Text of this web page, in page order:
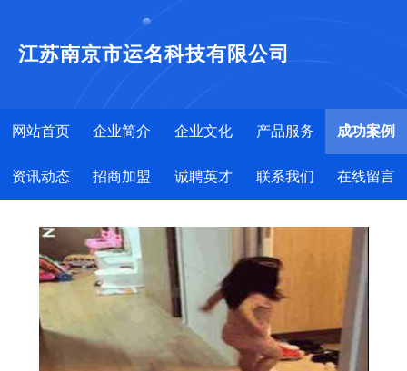
江苏南京市运名科技有限公司
网站首页 企业简介 企业文化 产品服务 成功案例
资讯动态 招商加盟 诚聘英才 联系我们 在线留言